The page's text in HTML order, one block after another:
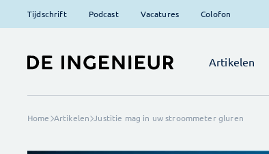
Tijdschrift Podcast Vacatures Colofon
Artikelen
Home Artikelen Justitie mag in uw stroommeter gluren